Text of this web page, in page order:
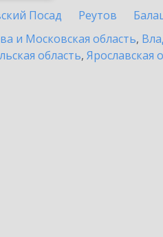
Посад Реутов
и Московская область,
область, Ярославская